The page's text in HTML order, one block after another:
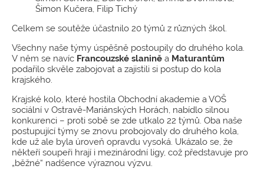
Šimon Kučera, Filip Tichý
Celkem se soutěže účastnilo 20 týmů z různých škol.
Všechny naše týmy úspěšně postoupily do druhého kola.
V něm se navíc Francouzské slanině a Maturantům
podařilo skvěle zabojovat a zajistili si postup do kola
krajského.
Krajské kolo, které hostila Obchodní akademie a VOŠ
sociální v Ostravě-Mariánských Horách, nabídlo silnou
konkurenci – proti sobě se zde utkalo 22 týmů. Oba naše
postupující týmy se znovu probojovaly do druhého kola,
kde už ale byla úroveň opravdu vysoká. Ukázalo se, že
někteří soupeři hrají i mezinárodní ligy, což představuje pro
„běžné“ nadšence výraznou výzvu.